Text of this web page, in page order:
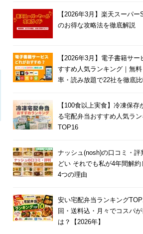
【2026年3月】楽天スーパー
のお得な攻略法を徹底解説
【2026年3月】電子書籍サー
すすめ人気ランキング｜無
率・読み放題で22社を徹底
【100食以上実食】冷凍保存
る宅配弁当おすすめ人気ラ
TOP16
ナッシュ(nosh)の口コミ・評
どい それでも私が4年間解約
4つの理由
安い宅配弁当ランキング
回・送料込・月々でコスパ
は？【2026年】